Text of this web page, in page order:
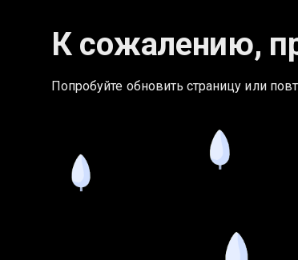
К сожалению,
Попробуйте обновить страницу или